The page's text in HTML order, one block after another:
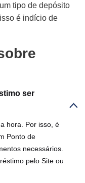
tipo de depósito
é indício de
ser
hora. Por isso, é
Ponto de
necessários.
pelo Site ou